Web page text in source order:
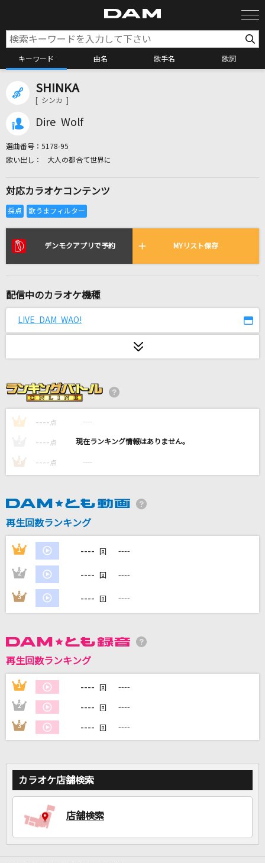
キーワード 曲名 歌手名 歌詞
リアルタイムで歌われている曲の一覧
[生音]メリールー
[生音]青い珊瑚礁
藤井 風
back number
本田美奈子
[生音]ray
BUMP OF CHICKEN
[生音]未来予想図Ⅱ
DREAMS COME TRUE
優里
[生音]ひまわりの約束
秦 基博
カラオケをもっと楽しもう！
SHINKA
[ シンカ ]
Dire Wolf
選曲番号： 5178-95
大人の都合て世界に
対応カラオケコンテンツ
デンモクアプリで予約 MYリスト保存
配信中のカラオケ機種
LIVE DAM WAO!
1 ---- 点 ----
---- 点 ----
3 ---- 点 ----
再生回数ランキング
1 ---- 回 ----
2 ---- 回 ----
3 ---- 回 ----
再生回数ランキング
1 ---- 回 ----
2 ---- 回 ----
3 ---- 回 ----
カラオケ店舗検索
店舗検索